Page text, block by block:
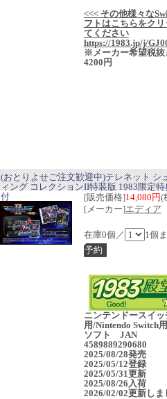
<<< その他様々な
フトはこちらをク
てください
https://1983.jp/j/
※メーカー希望税抜
4200円
(おとりよせご注文歓迎中)テレネット シ
ィング コレクションII特装版 1983限定
付
[販売価格]14,080円(
[メーカー]エディア
在庫0個／ 1個
ニンテンドースイッ
用/Nintendo Switch
ソフト JAN
4589889290680
2025/08/28発売
2025/05/12登録
2025/05/31更新
2025/08/26入荷
2026/02/02更新しま